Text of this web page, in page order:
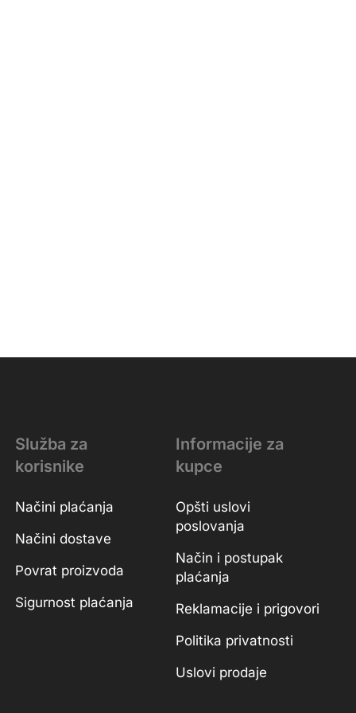
Služba za
korisnike
Načini plaćanja
Načini dostave
Povrat proizvoda
Sigurnost plaćanja
Informacije za
kupce
Opšti uslovi
poslovanja
Način i postupak
plaćanja
Reklamacije i prigovori
Politika privatnosti
Uslovi prodaje